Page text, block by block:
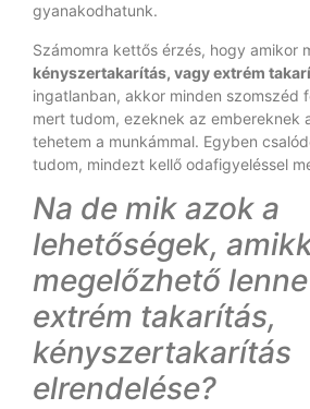
gyanakodhatunk.
Számomra kettős érzés, hogy amikor
kényszertakarítás, vagy extrém
ingatlanban, akkor minden szomszéd
mert tudom, ezeknek az embereknek
tehetem a munkámmal. Egyben
tudom, mindezt kellő odafigyeléssel
Na de mik azok a
lehetőségek,
megelőzhető
extrém takarítás,
kényszertakarítás
elrendelése?